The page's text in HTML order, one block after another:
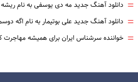
= دانلود آهنگ جدید مه دی یوسفی به نام
= دانلود آهنگ جدید علی بوتیمار به نام اگه
= خواننده سرشناس ایران برای همیشه مهاجرت